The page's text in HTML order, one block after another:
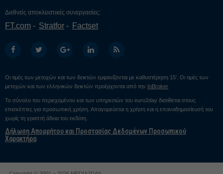
Διεθνείς αποκλειστικές συνεργασίες:
FT.com Stratfor Factset
Οι τιμές των μετοχών και των δεικτών εμφανίζονται με καθυστέρηση 15’. Οι τιμές των
μετοχών και των ελληνικών δεικτών προέρχονται από την InBroker
Το σύνολο του περιεχομένου και των υπηρεσιών του euro2day διατίθεται στους
επισκέπτες για προσωπική χρήση. Απαγορεύεται η χρήση και η επαναδημοσίευσή του
χωρίς τη γραπτή άδεια του εκδότη.
Δήλωση Απορρήτου και Προστασίας Δεδομένων Προσωπικού
Χαρακτήρα